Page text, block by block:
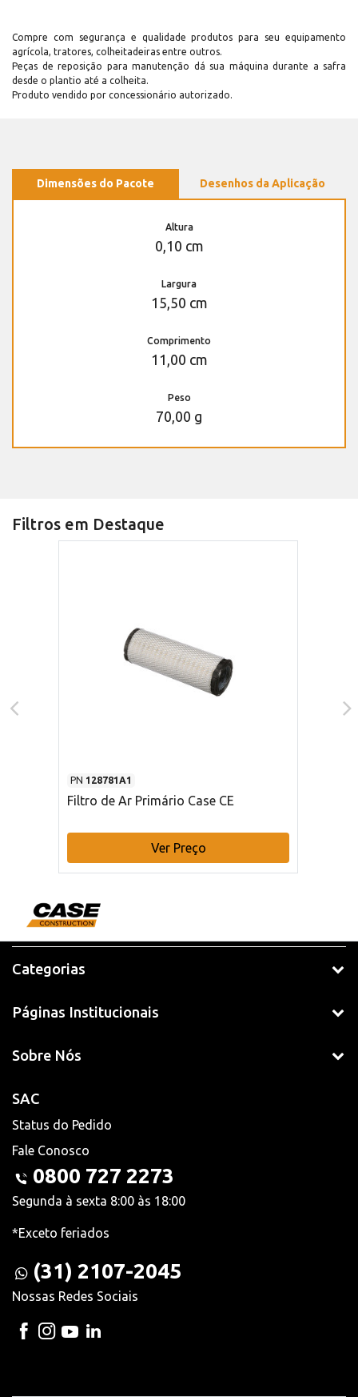
Compre com segurança e qualidade produtos para seu equipamento
agrícola, tratores, colheitadeiras entre outros.
Peças de reposição para manutenção dá sua máquina durante a safra
desde o plantio até a colheita.
Produto vendido por concessionário autorizado.
Dimensões do Pacote Desenhos da Aplicação
Altura
0,10 cm
Largura
15,50 cm
Comprimento
11,00 cm
Peso
70,00 g
Filtros em Destaque
PN 128781A1
Filtro de Ar Primário Case CE
Ver Preço
Categorias
Páginas Institucionais
Sobre Nós
SAC
Status do Pedido
Fale Conosco
0800 727 2273
Segunda à sexta 8:00 às 18:00
*Exceto feriados
(31) 2107-2045
Nossas Redes Sociais